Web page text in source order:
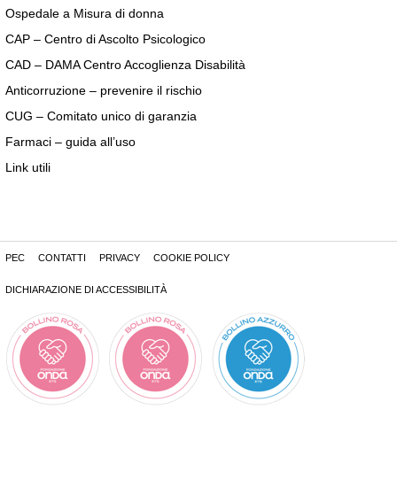
Ospedale a Misura di donna
CAP – Centro di Ascolto Psicologico
CAD – DAMA Centro Accoglienza Disabilità
Anticorruzione – prevenire il rischio
CUG – Comitato unico di garanzia
Farmaci – guida all’uso
Link utili
PEC CONTATTI PRIVACY COOKIE POLICY
DICHIARAZIONE DI ACCESSIBILITÀ